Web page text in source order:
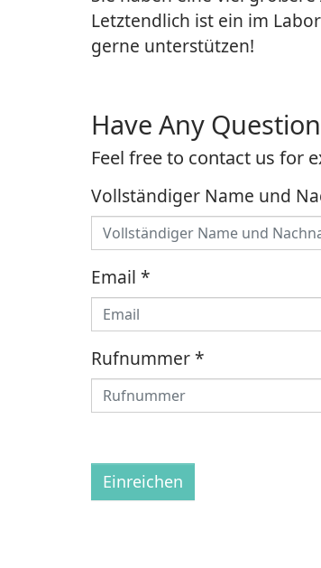
Letztendlich ist ein im
gerne unterstützen!
Have Any
Feel free to contact us for
Vollständiger Name und
Email *
Rufnummer*
Einreichen